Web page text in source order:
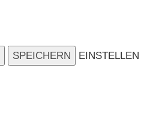
SPEICHERN EINSTELLEN